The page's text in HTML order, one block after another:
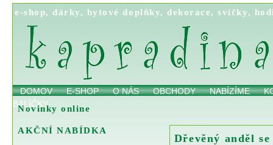
e-shop,dárky, bytové doplňky,dekorace,svíčky,
DOMOV E-SHOP O NÁS OBCHODY NABÍZÍME
BALÍČKY
Novinky online
AKČNÍ NABÍDKA
Dřevěný anděl